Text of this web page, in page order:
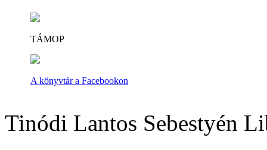
TÁMOP
A könyvtár a Facebookon
Tinódi Lantos Sebestyén